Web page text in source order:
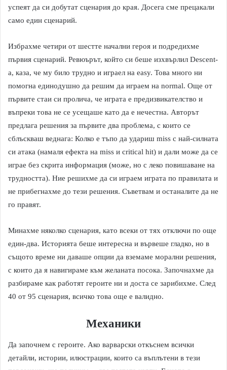
успеят да си добутат сценария до края. Досега сме прецакали
само един сценарий.
Избрахме четири от шестте начални героя и подредихме
първия сценарий. Ревюърът, който си беше изхвърлил Descent-
a, каза, че му било трудно и играел на easy. Това много ни
помогна единодушно да решим да играем на normal. Още от
първите стаи си пролича, че играта е предизвикателство и
въпреки това не се усещаше като да е нечестна. Авторът
предлага решения за първите два проблема, с които се
сблъскваш веднага: Колко е тъпо да удариш miss с най-силната
си атака (намаля ефекта на miss и critical hit) и дали може да се
играе без скрита информация (може, но с леко повишаване на
трудността). Ние решихме да си играем играта по правилата и
не прибегнахме до тези решения. Съветвам и останалите да не
го правят.
Минахме няколко сценария, като всеки от тях отключи по още
един-два. Историята беше интересна и вървеше гладко, но в
същото време ни даваше опции да вземаме морални решения,
с които да я навигираме към желаната посока. Започнахме да
разбираме как работят героите ни и доста се зарибихме. След
40 от 95 сценария, всичко това още е валидно.
Механики
Да започнем с героите. Ако варварски откъснем всички
детайли, истории, илюстрации, които са въплътени в тези